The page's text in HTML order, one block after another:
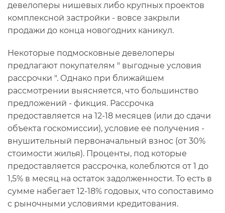
девелоперы нишевых либо крупных проектов
комплексной застройки - вовсе закрыли
продажи до конца новогодних каникул.
Некоторые подмосковные девелоперы
предлагают покупателям " выгодные условия
рассрочки ". Однако при ближайшем
рассмотрении выясняется, что большинство
предложений - фикция. Рассрочка
предоставляется на 12-18 месяцев (или до сдачи
объекта госкомиссии), условие ее получения -
внушительный первоначальный взнос (от 30%
стоимости жилья). Проценты, под которые
предоставляется рассрочка, колеблются от 1 до
1,5% в месяц на остаток задолженности. То есть в
сумме набегает 12-18% годовых, что сопоставимо
с рыночными условиями кредитования.